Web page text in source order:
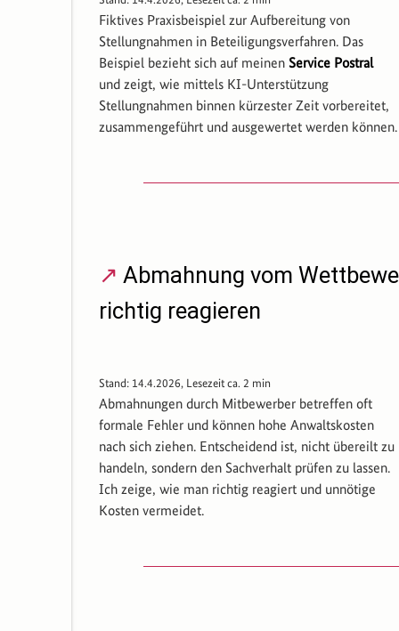
Fiktives Praxisbeispiel zur Aufbereitung von
Stellungnahmen in Beteiligungsverfahren. Das
Beispiel bezieht sich auf meinen Service Postral
und zeigt, wie mittels KI-Unterstützung
Stellungnahmen binnen kürzester Zeit vorbereitet,
zusammengeführt und ausgewertet werden können.
Abmahnung vom
richtig reagieren
Stand: 14.4.2026, Lesezeit ca. 2 min
Abmahnungen durch Mitbewerber betreffen oft
formale Fehler und können hohe Anwaltskosten
nach sich ziehen. Entscheidend ist, nicht übereilt zu
handeln, sondern den Sachverhalt prüfen zu lassen.
Ich zeige, wie man richtig reagiert und unnötige
Kosten vermeidet.